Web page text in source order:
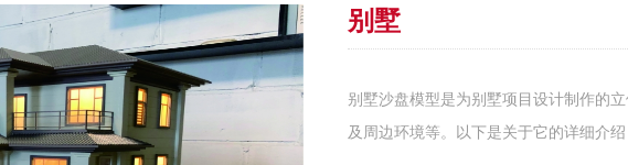
别墅
别墅沙盘模型是为别墅项目设计制作的
及周边环境等。以下是关于它的详细介